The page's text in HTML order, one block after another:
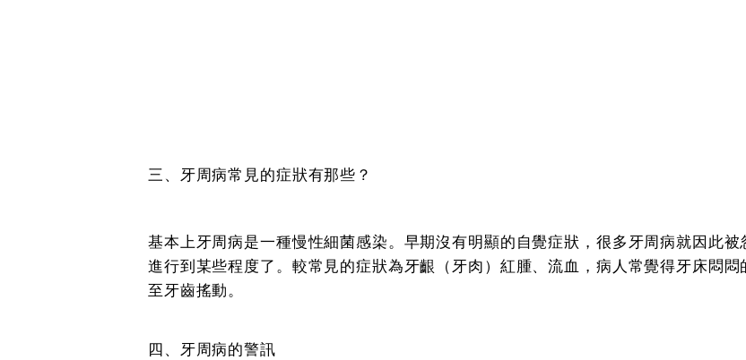
三、牙周病常見的症狀有那些？
基本上牙周病是一種慢性細菌感染。早期沒有明顯的自覺症狀，很多牙周病就因此
進行到某些程度了。較常見的症狀為牙齦（牙肉）紅腫、流血，病人常覺得牙床悶
至牙齒搖動。
四、牙周病的警訊